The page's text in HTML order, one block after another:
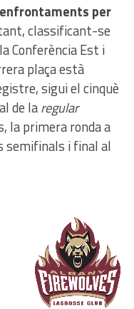
per
classificant-se
Conferència Est i
plaça està
sigui el cinquè
de laregular
la primera ronda a
semifinals i final al